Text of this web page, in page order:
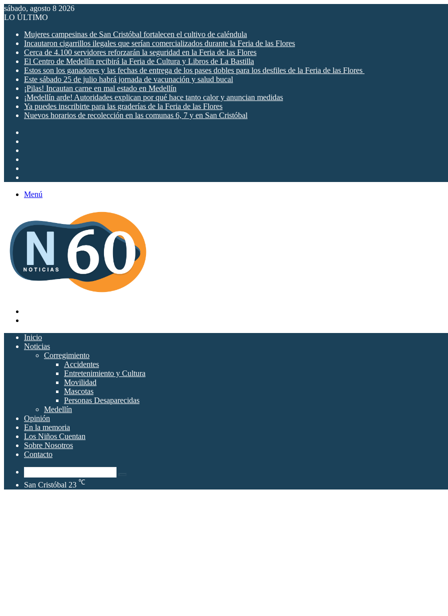
sábado, agosto 8 2026
LO ÚLTIMO
Mujeres campesinas de San Cristóbal fortalecen el cultivo de caléndula
Incautaron cigarrillos ilegales que serían comercializados durante la Feria de las Flores
Cerca de 4.100 servidores reforzarán la seguridad en la Feria de las Flores
El Centro de Medellín recibirá la Feria de Cultura y Libros de La Bastilla
Estos son los ganadores y las fechas de entrega de los pases dobles para los desfiles de la Feria de las Flores
Este sábado 25 de julio habrá jornada de vacunación y salud bucal
¡Pilas! Incautan carne en mal estado en Medellín
¡Medellín arde! Autoridades explican por qué hace tanto calor y anuncian medidas
Ya puedes inscribirte para las graderías de la Feria de las Flores
Nuevos horarios de recolección en las comunas 6, 7 y en San Cristóbal
Menú
Inicio
Noticias
Corregimiento
Accidentes
Entretenimiento y Cultura
Movilidad
Mascotas
Personas Desaparecidas
Medellín
Opinión
En la memoria
Los Niños Cuentan
Sobre Nosotros
Contacto
San Cristóbal 23 ℃